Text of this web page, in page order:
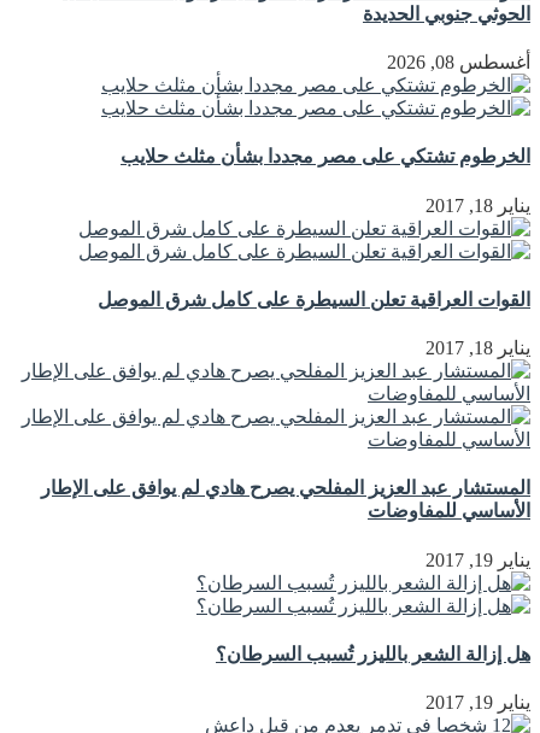
الحوثي جنوبي الحديدة
أغسطس 08, 2026
الخرطوم تشتكي على مصر مجددا بشأن مثلث حلايب
يناير 18, 2017
القوات العراقية تعلن السيطرة على كامل شرق الموصل
يناير 18, 2017
المستشار عبد العزيز المفلحي يصرح هادي لم يوافق على الإطار
الأساسي للمفاوضات
يناير 19, 2017
هل إزالة الشعر بالليزر تُسبب السرطان؟
يناير 19, 2017